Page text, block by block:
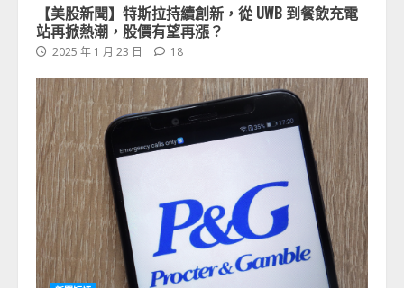
【美股新聞】特斯拉持續創新，從 UWB 到餐飲充電
站再掀熱潮，股價有望再漲？
2025 年 1 月 23 日 18